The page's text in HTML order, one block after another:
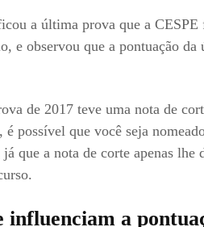
a última prova que a CESPE
e observou que a pontuação
de 2017 teve uma nota de
é possível que você seja
que a nota de corte apenas
influenciam a